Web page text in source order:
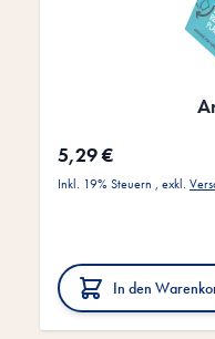
5,29 €
Inkl. 19% Steuern , exkl.
In den